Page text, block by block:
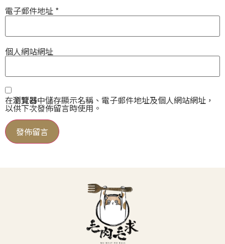
電子郵件地址 *
個人網站網址
在瀏覽器中儲存顯示名稱、電子郵件地址及個人網站網址，
以供下次發佈留言時使用。